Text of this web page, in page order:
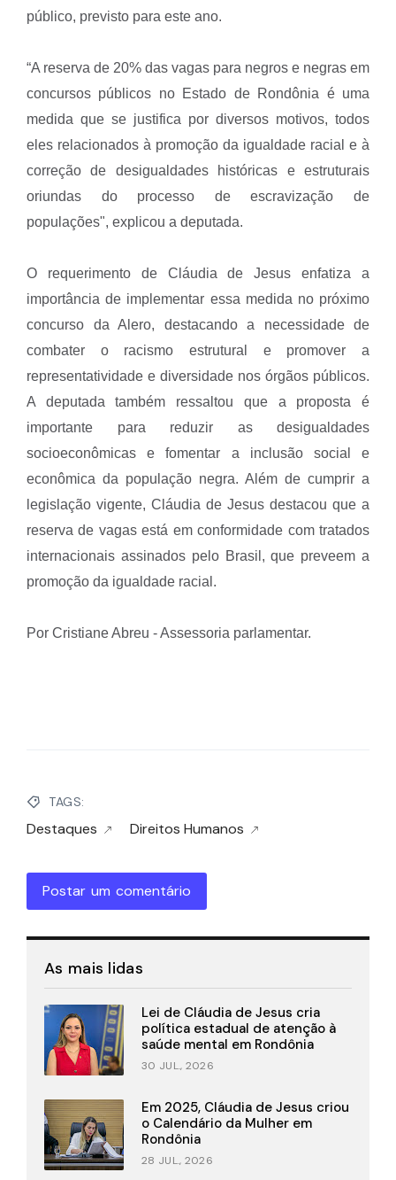
público, previsto para este ano.
“A reserva de 20% das vagas para negros e negras em
concursos públicos no Estado de Rondônia é uma
medida que se justifica por diversos motivos, todos
eles relacionados à promoção da igualdade racial e à
correção de desigualdades históricas e estruturais
oriundas do processo de escravização de
populações", explicou a deputada.
O requerimento de Cláudia de Jesus enfatiza a
importância de implementar essa medida no próximo
concurso da Alero, destacando a necessidade de
combater o racismo estrutural e promover a
representatividade e diversidade nos órgãos públicos.
A deputada também ressaltou que a proposta é
importante para reduzir as desigualdades
socioeconômicas e fomentar a inclusão social e
econômica da população negra. Além de cumprir a
legislação vigente, Cláudia de Jesus destacou que a
reserva de vagas está em conformidade com tratados
internacionais assinados pelo Brasil, que preveem a
promoção da igualdade racial.
Por Cristiane Abreu - Assessoria parlamentar.
TAGS:
Destaques Direitos Humanos
Postar um comentário
As mais lidas
Lei de Cláudia de Jesus cria
política estadual de atenção à
saúde mental em Rondônia
30 JUL., 2026
Em 2025, Cláudia de Jesus criou
o Calendário da Mulher em
Rondônia
28 JUL., 2026